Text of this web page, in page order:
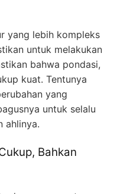
yang lebih kompleks
untuk melakukan
bahwa pondasi,
kuat. Tentunya
yang
untuk selalu
ahlinya.
Bahkan